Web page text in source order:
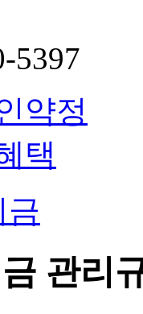
5397
약정
택
금
관리